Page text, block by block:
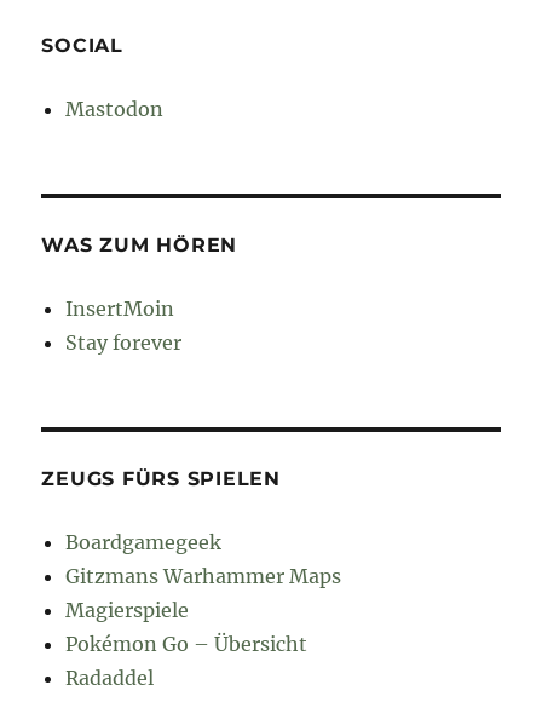
SOCIAL
Mastodon
WAS ZUM HÖREN
InsertMoin
Stay forever
ZEUGS FÜRS SPIELEN
Boardgamegeek
Gitzmans Warhammer Maps
Magierspiele
Pokémon Go – Übersicht
Radaddel